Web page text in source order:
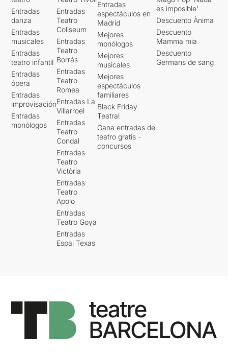
Entradas
danza
Entradas
musicales
Entradas
teatro infantil
Entradas
ópera
Entradas
improvisación
Entradas
monólogos
Entradas
Teatro
Coliseum
Entradas
Teatro
Borrás
Entradas
Teatro
Romea
Entradas La
Villarroel
Entradas
Teatro
Condal
Entradas
Teatro
Victòria
Entradas
Teatro
Apolo
Entradas
Teatro Goya
Entradas
Espai Texas
Entradas
espectáculos en
Madrid
Mejores
monólogos
Mejores
musicales
Mejores
espectáculos
familiares
Black Friday
Teatral
Gana entradas de
teatro gratis -
concursos
es imposible'
Descuento Ànima
Descuento
Mamma mia
Descuento
Germans de sang